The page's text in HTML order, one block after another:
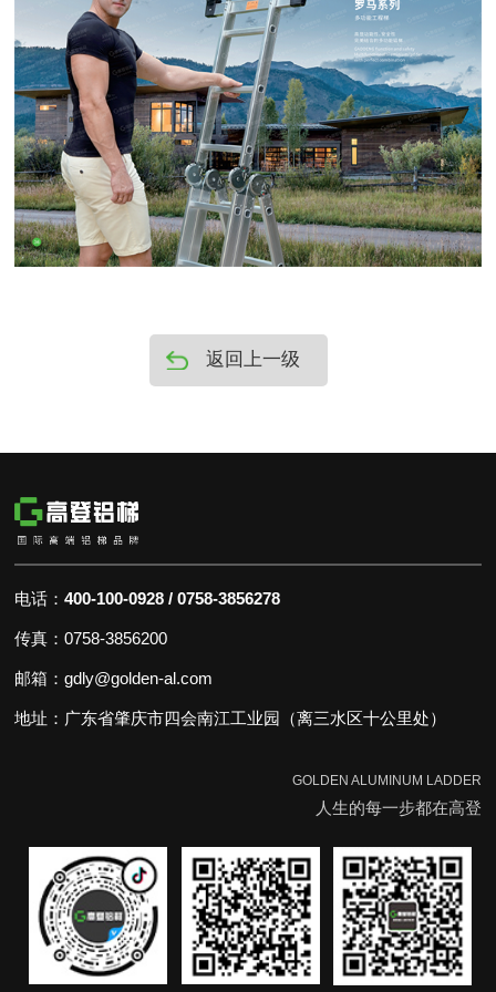
返回上一级
电话：400-100-0928 / 0758-3856278
传真：0758-3856200
邮箱：gdly@golden-al.com
地址：广东省肇庆市四会南江工业园（离三水区十公里处）
GOLDEN ALUMINUM LADDER
人生的每一步都在高登